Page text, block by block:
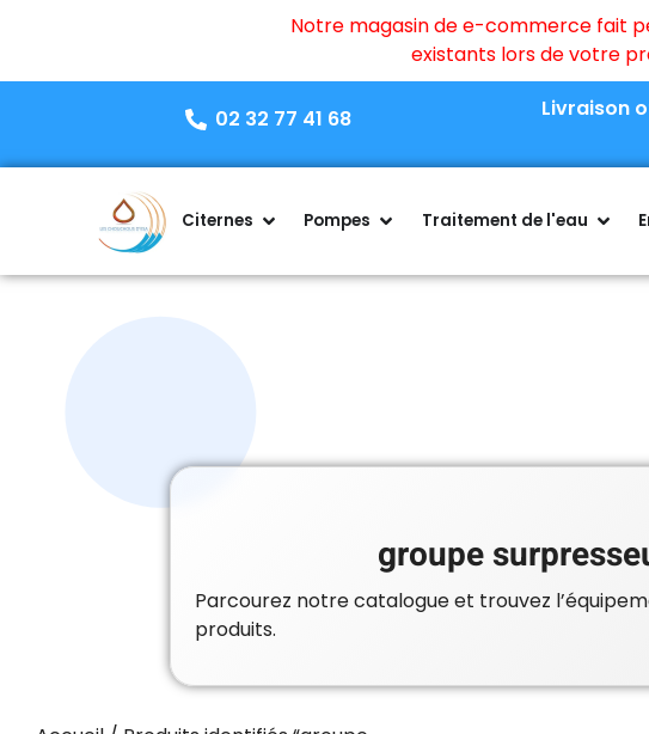
Notre magasin de e-commerce fait
existants lors de votre
02 32 77 41 68 Livraison
Citernes Pompes Traitement de l'eau
groupe
Parcourez notre catalogue et trouvez
produits.